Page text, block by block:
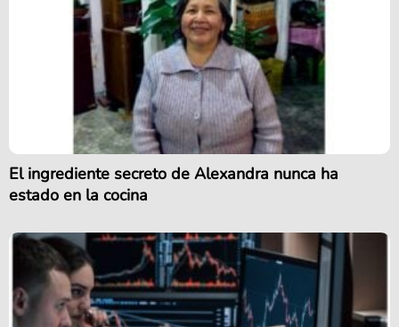
El ingrediente secreto de Alexandra nunca ha
estado en la cocina